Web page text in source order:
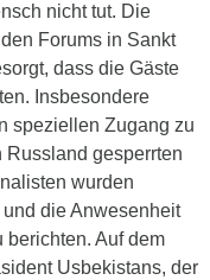
nicht tut. Die
Forums in Sankt
dass die Gäste
Insbesondere
speziellen Zugang zu
Russland gesperrten
wurden
die Anwesenheit
berichten. Auf dem
Usbekistans, der